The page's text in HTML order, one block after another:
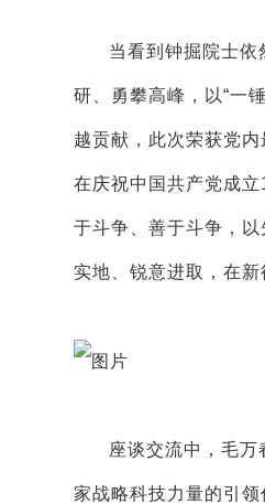
当看到钟掘院士
研、勇攀高峰，以“一
越贡献，此次荣获党
在庆祝中国共产党成
于斗争、善于斗争，
实地、锐意进取，在
座谈交流中，毛
家战略科技力量的引领